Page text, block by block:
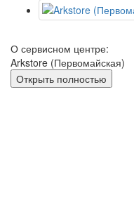
О сервисном центре:
Arkstore (Первомайская)
Открыть полностью